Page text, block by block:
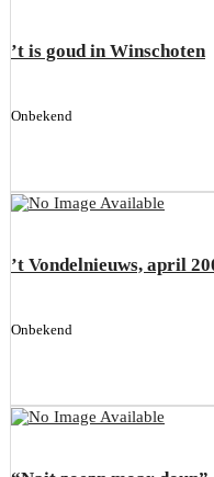
’t is goud in Winschoten
Onbekend
’t Vondelnieuws, april
Onbekend